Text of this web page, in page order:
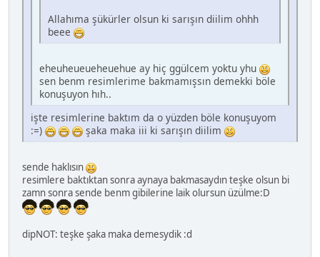
Allahıma şükürler olsun ki sarışın diilim ohhh
beee
eheuheueueheuehue ay hiç ggülcem yoktu yhu
sen benm resimlerime bakmamışsın demekki böle
konuşuyon hıh..
işte resimlerine baktım da o yüzden böle konuşuyom
:=)
şaka maka iii ki sarışın diilim
sende haklısın
resimlere baktıktan sonra aynaya bakmasaydın teşke olsun bi
zamn sonra sende benm gibilerine laik olursun üzülme:D
dipNOT: teşke şaka maka demesydik :d